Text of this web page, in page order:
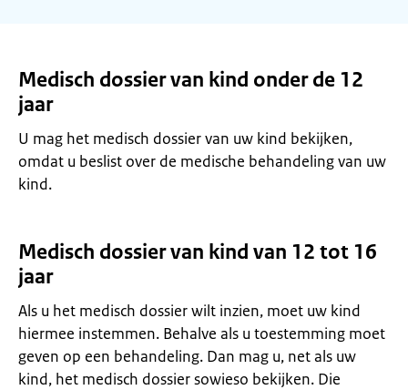
Medisch dossier van kind onder de 12
jaar
U mag het medisch dossier van uw kind bekijken,
omdat u beslist over de medische behandeling van uw
kind.
Medisch dossier van kind van 12 tot 16
jaar
Als u het medisch dossier wilt inzien, moet uw kind
hiermee instemmen. Behalve als u toestemming moet
geven op een behandeling. Dan mag u, net als uw
kind, het medisch dossier sowieso bekijken. Die